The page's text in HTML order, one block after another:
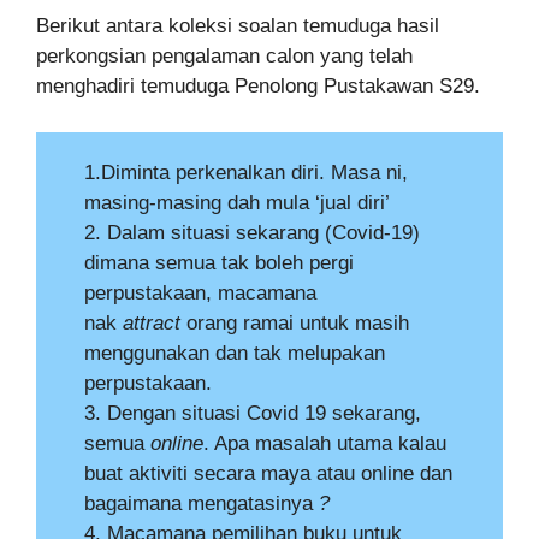
Berikut antara koleksi soalan temuduga hasil
perkongsian pengalaman calon yang telah
menghadiri temuduga Penolong Pustakawan S29.
1.Diminta perkenalkan diri. Masa ni,
masing-masing dah mula ‘jual diri’
2. Dalam situasi sekarang (Covid-19)
dimana semua tak boleh pergi
perpustakaan, macamana
nakattractorang ramai untuk masih
menggunakan dan tak melupakan
perpustakaan.
3. Dengan situasi Covid 19 sekarang,
semuaonline. Apa masalah utama kalau
buat aktiviti secara maya atau online dan
bagaimana mengatasinya ?
4. Macamana pemilihan buku untuk